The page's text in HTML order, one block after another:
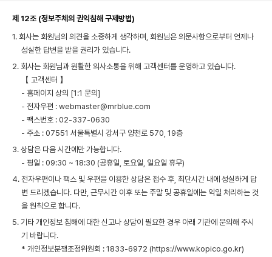
제 12조 (정보주체의 권익침해 구제방법)
1. 회사는 회원님의 의견을 소중하게 생각하며, 회원님은 의문사항으로부터 언제나
성실한 답변을 받을 권리가 있습니다.
2. 회사는 회원님과 원활한 의사소통을 위해 고객센터를 운영하고 있습니다.
【 고객센터 】
- 홈페이지 상의 [1:1 문의]
- 전자우편 : webmaster@mrblue.com
- 팩스번호 : 02-337-0630
- 주소 : 07551 서울특별시 강서구 양천로 570, 19층
3. 상담은 다음 시간에만 가능합니다.
- 평일 : 09:30 ~ 18:30 (공휴일, 토요일, 일요일 휴무)
4. 전자우편이나 팩스 및 우편을 이용한 상담은 접수 후, 최단시간 내에 성실하게 답
변 드리겠습니다. 다만, 근무시간 이후 또는 주말 및 공휴일에는 익일 처리하는 것
을 원칙으로 합니다.
5. 기타 개인정보 침해에 대한 신고나 상담이 필요한 경우 아래 기관에 문의해 주시
기 바랍니다.
* 개인정보분쟁조정위원회 : 1833-6972 (https://www.kopico.go.kr)